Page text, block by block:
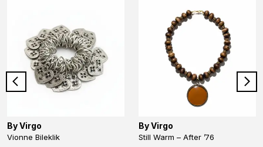
By Virgo
Vionne Bileklik
By Virgo
Still Warm – After ’76